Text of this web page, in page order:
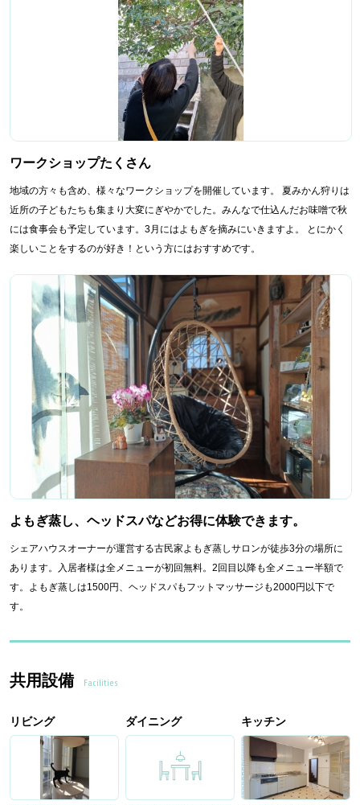
ワークショップたくさん
地域の方々も含め、様々なワークショップを開催しています。 夏みかん狩りは
近所の子どもたちも集まり大変にぎやかでした。みんなで仕込んだお味噌で秋
には食事会も予定しています。3月にはよもぎを摘みにいきますよ。 とにかく
楽しいことをするのが好き！という方にはおすすめです。
よもぎ蒸し、ヘッドスパなどお得に体験できます。
シェアハウスオーナーが運営する古民家よもぎ蒸しサロンが徒歩3分の場所に
あります。入居者様は全メニューが初回無料。2回目以降も全メニュー半額で
す。よもぎ蒸しは1500円、ヘッドスパもフットマッサージも2000円以下で
す。
共用設備 Facilities
リビング ダイニング キッチン